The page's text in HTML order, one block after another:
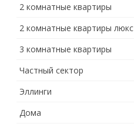
2 комнатные квартиры
2 комнатные квартиры люкс
3 комнатные квартиры
Частный сектор
Эллинги
Дома